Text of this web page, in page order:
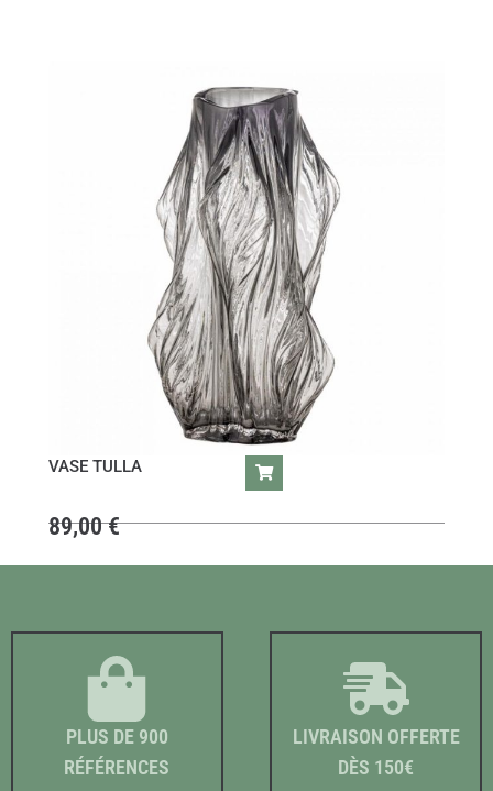
VASE TULLA
89,00€
PLUS DE 900
RÉFÉRENCES
LIVRAISON OFFERTE
DÈS 150€